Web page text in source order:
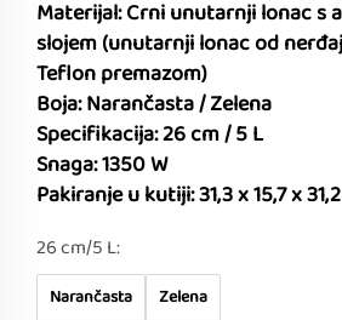
Materijal: Crni unutarnji lonac s
slojem (unutarnji lonac od
Teflon premazom)
Boja: Narančasta / Zelena
Specifikacija: 26 cm / 5 L
Snaga: 1350 W
Pakiranje u kutiji: 31,3 x 15,7 x
26 cm/5 L:
Narančasta Zelena